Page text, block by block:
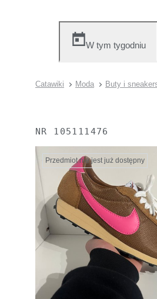
W tym tygodniu
Catawiki Moda Buty i
NR 105111476
Przedmiot nie jest już dostępny